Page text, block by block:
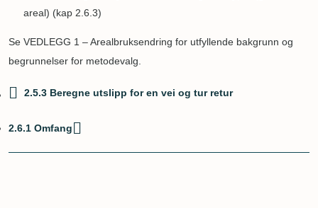
areal) (kap 2.6.3)
Se VEDLEGG 1 – Arealbruksendring for utfyllende bakgrunn og
begrunnelser for metodevalg.
for
2.5.3 Beregne utslipp for en vei og tur retur
2.6.1 Omfang